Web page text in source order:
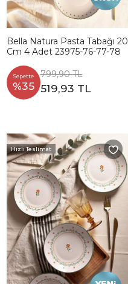
Bella Natura Pasta Tabağı 20
Cm 4 Adet 23975-76-77-78
Sepette
%35
799,90 TL
519,93 TL
Hızlı Teslimat